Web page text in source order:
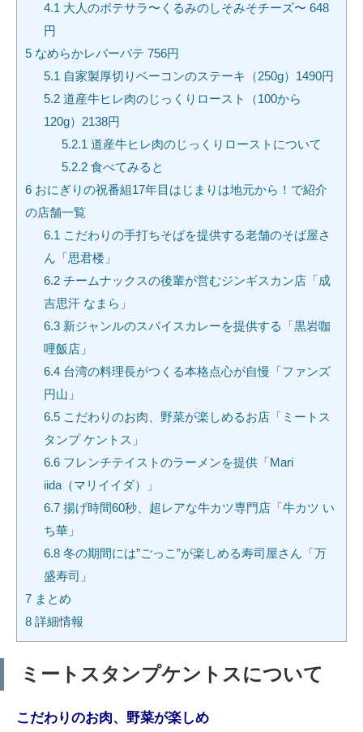
4.1 大人のポテサラ〜くるみのしそみそチーズ〜 648
円
5 なめらかレバーパテ 756円
5.1 自家製厚切りベーコンのステーキ（250g）1490円
5.2道産牛ヒレ肉のじっくりロースト（100から
120g）2138円
5.2.1 道産牛ヒレ肉のじっくりローストについて
5.2.2 食べてみると
6 おにぎりの祝番組17年目はじまりは地元から！で紹介
の店舗一覧
6.1 こだわりの手打ちそばを提供する老舗のそば屋さ
ん「思君楼」
6.2チームナックスの後輩が営むジンギスカン店「成
吉思汗 なまら」
6.3新ジャンルのスパイスカレーを提供する「黒岩咖
哩飯店」
6.4台湾の料理長がつくる本格点心が自慢「ファンズ
円山」
6.5こだわりのお肉、野菜が楽しめるお店「ミートス
タンプ ケントス」
6.6フレンチテイストのラーメンを提供「Mari
iida（マリイイダ）」
6.7揚げ時間60秒、超レアな牛カツ専門店「牛カツ い
ち華」
6.8冬の期間には”ごっこ”が楽しめる寿司屋さん「万
盛寿司」
7 まとめ
8 詳細情報
ミートスタンプケントスについて
こだわりのお肉、野菜が楽しめ